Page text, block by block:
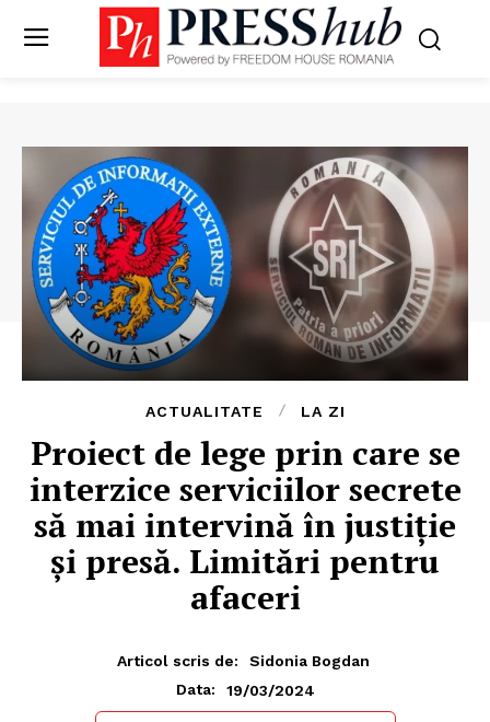
ACTUALITATE LA ZI
Proiect de lege prin care se
interzice serviciilor secrete
să mai intervină în justiție
și presă. Limitări pentru
afaceri
Articol scris de:
Sidonia Bogdan
Data:
19/03/2024